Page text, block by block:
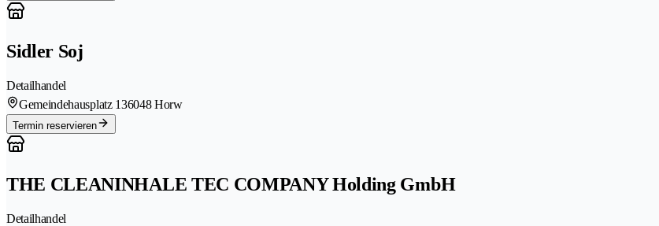
Sidler Soj
Detailhandel
Gemeindehausplatz 136048 Horw
Termin reservieren
THE CLEANINHALE TEC COMPANY Holding GmbH
Detailhandel